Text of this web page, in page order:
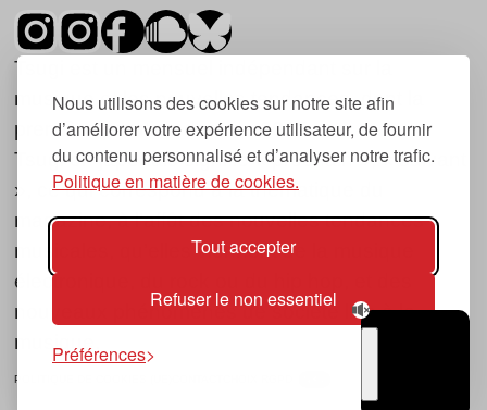
Nous utilisons des cookies sur notre site afin
d’améliorer votre expérience utilisateur, de fournir
du contenu personnalisé et d’analyser notre trafic.
Politique en matière de cookies.
Tout accepter
Refuser le non essentiel
Préférences
Tsugi est un mensuel indépendant sur la
musique et les nouvelles tendances, dont la
première parution date de 2007.
Tsugi en japonais signifie « prochain », « suivant
», ce qui correspond à la thématique du
magazine, à l’affût des nouvelles tendances
musicales, qu’elles viennent de la musique
électronique, du rock ou du hip hop, et des
nouveaux phénomènes de société liés à la
musique.
POLITIQUE DE COOKIES (UE)